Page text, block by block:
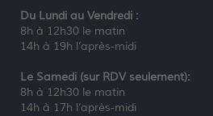
Du Lundi au Vendredi :
8h à 12h30 le matin
14h à 19h l’après-midi
Le Samedi (sur RDV seulement):
8h à 12h30 le matin
14h à 17h l’après-midi